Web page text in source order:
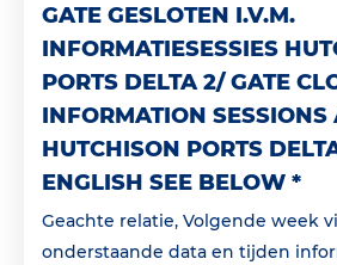
GATE GESLOTEN I.V.M.
INFORMATIESESSIES
PORTS DELTA 2/ GATE
INFORMATION SESSIONS
HUTCHISON PORTS
ENGLISH SEE BELOW *
Geachte relatie, Volgende week
onderstaande data en tijden